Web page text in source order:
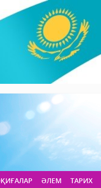
ӘЛЕМ ТАРИХ